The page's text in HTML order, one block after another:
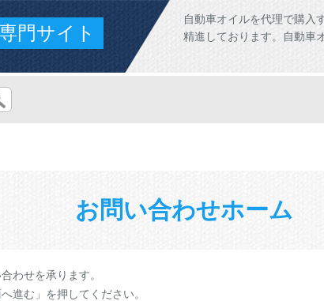
門サイト
自動車オイルを代理で購入
精進しております。自動車
お問い合わせホーム
わせを承ります。
進む」を押してください。